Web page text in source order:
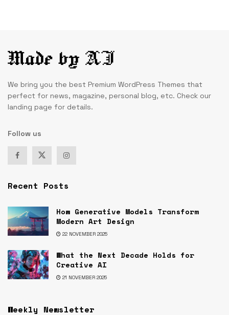
We bring you the best Premium WordPress Themes that
perfect for news, magazine, personal blog, etc. Check our
landing page for details.
Follow us
Recent Posts
How Generative Models Transform
Modern Art Design
22 NOVEMBER 2025
What the Next Decade Holds for
Creative AI
21 NOVEMBER 2025
Weekly Newsletter